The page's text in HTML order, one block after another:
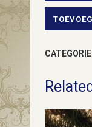
Antieke
deuk
of